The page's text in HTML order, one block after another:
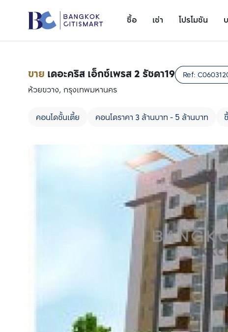
ซื้อ เช่า โปรโมชัน
ขาย เดอะคริส เอ็กซ์เพรส 2 รัชดา19 Ref:
ห้วยขวาง, กรุงเทพมหานคร
คอนโดชั้นเตี้ย คอนโดราคา 3 ล้านบาท - 5 ล้านบาท
เพิ่มยูนิตเปรียบเทียบ